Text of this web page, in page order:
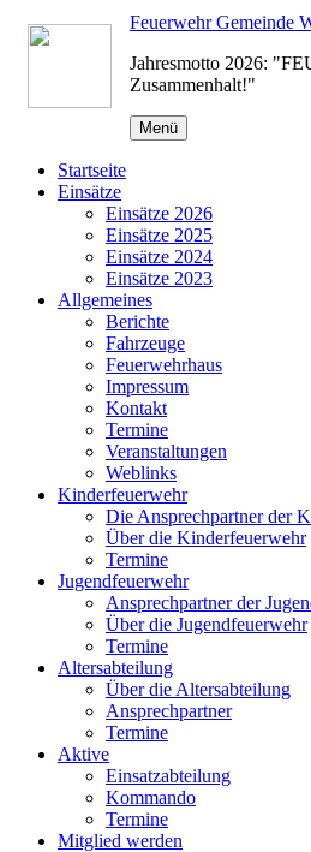
Zum
Inhalt
Feuerwehr Gemeinde
Jahresmotto 2026:
Zusammenhalt!"
Menü
Startseite
Einsätze
Einsätze 2026
Einsätze 2025
Einsätze 2024
Einsätze 2023
Allgemeines
Berichte
Fahrzeuge
Feuerwehrhaus
Impressum
Kontakt
Termine
Veranstaltungen
Weblinks
Kinderfeuerwehr
Die Ansprechpartner der
Über die Kinderfeuerwehr
Termine
Jugendfeuerwehr
Ansprechpartner der
Über die Jugendfeuerwehr
Termine
Altersabteilung
Über die Altersabteilung
Ansprechpartner
Termine
Aktive
Einsatzabteilung
Kommando
Termine
Mitglied werden